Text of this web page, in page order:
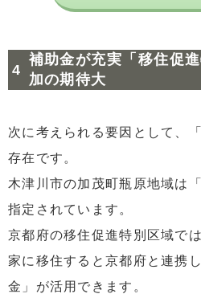
補助金が充実「移住促
加の期待大
次に考えられる要因として、
存在です。
木津川市の加茂町瓶原地域は
指定されています。
京都府の移住促進特別区域で
家に移住すると京都府と連携
金」が活用できます。